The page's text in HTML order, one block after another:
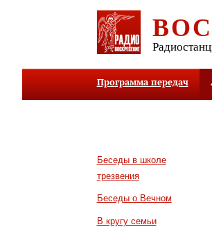
Программа передач
Беседы в школе
трезвения
Беседы о Вечном
В кругу семьи